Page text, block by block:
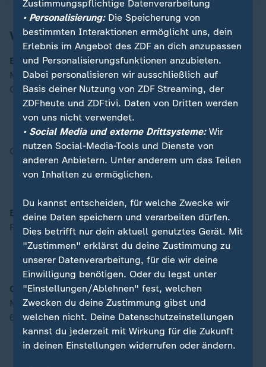
Vorkämpfe
Eishockey
Männer
Gruppe A
12:10: Schweiz - Tschechien
16:40: Kanada - Frankreich
Gruppe C
19:10: Dänemark - Lettland
21:10: USA - Deutschland
Bob
Frauen
10:00: Monobob, 1. Durchgang
12:04: Monobob, 2. Durchgang
Curling
Männer
6. Spieltag
09:05: Deutschland - Großbritannien
09:05: Norwegen - Italien
Zustimmungspflichtige Datenverarbeitung
• Personalisierung:Die Speicherung von
bestimmten Interaktionen ermöglicht uns, dein
Erlebnis im Angebot des ZDF an dich anzupassen
und Personalisierungsfunktionen anzubieten.
Dabei personalisieren wir ausschließlich auf
Basis deiner Nutzung von ZDF Streaming, der
ZDFheute und ZDFtivi. Daten von Dritten werden
von uns nicht verwendet.
• Social Media und externe Drittsysteme:Wir
nutzen Social-Media-Tools und Dienste von
anderen Anbietern. Unter anderem um das Teilen
von Inhalten zu ermöglichen.
Du kannst entscheiden, für welche Zwecke wir
deine Daten speichern und verarbeiten dürfen.
Dies betrifft nur dein aktuell genutztes Gerät. Mit
"Zustimmen" erklärst du deine Zustimmung zu
unserer Datenverarbeitung, für die wir deine
Einwilligung benötigen. Oder du legst unter
"Einstellungen/Ablehnen" fest, welchen
Zwecken du deine Zustimmung gibst und
welchen nicht. Deine Datenschutzeinstellungen
kannst du jederzeit mit Wirkung für die Zukunft
in deinen Einstellungen widerrufen oder ändern.